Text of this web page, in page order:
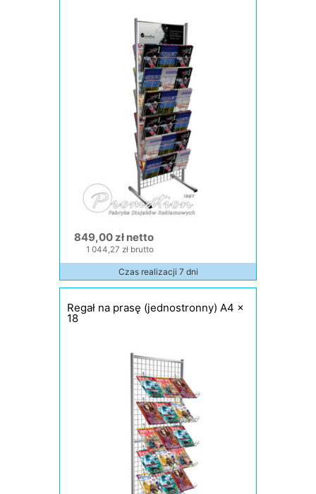
849,00 zł netto
1 044,27 zł brutto
Czas realizacji 7 dni
Regał na prasę (jednostronny) A4 x
18